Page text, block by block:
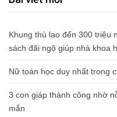
Khung thù lao đến 300 triệu
sách đãi ngộ giúp nhà khoa
Nữ toán học duy nhất trong
3 con giáp thành công nhờ
mắn